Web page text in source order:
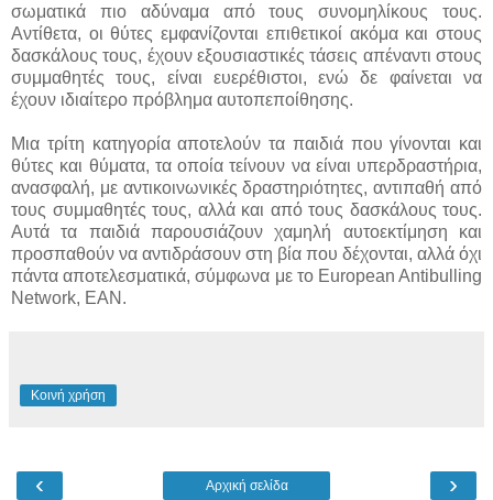
σωματικά πιο αδύναμα από τους συνομηλίκους τους.
Αντίθετα, οι θύτες εμφανίζονται επιθετικοί ακόμα και στους
δασκάλους τους, έχουν εξουσιαστικές τάσεις απέναντι στους
συμμαθητές τους, είναι ευερέθιστοι, ενώ δε φαίνεται να
έχουν ιδιαίτερο πρόβλημα αυτοπεποίθησης.
Μια τρίτη κατηγορία αποτελούν τα παιδιά που γίνονται και
θύτες και θύματα, τα οποία τείνουν να είναι υπερδραστήρια,
ανασφαλή, με αντικοινωνικές δραστηριότητες, αντιπαθή από
τους συμμαθητές τους, αλλά και από τους δασκάλους τους.
Αυτά τα παιδιά παρουσιάζουν χαμηλή αυτοεκτίμηση και
προσπαθούν να αντιδράσουν στη βία που δέχονται, αλλά όχι
πάντα αποτελεσματικά, σύμφωνα με το Εuropean Antibulling
Network, EAN.
Κοινή χρήση
‹ ›
Αρχική σελίδα